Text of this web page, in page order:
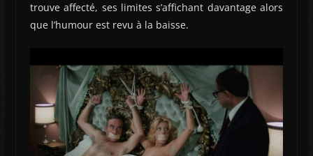
trouve affecté, ses limites s’affichant davantage alors
que l’humour est revu à la baisse.